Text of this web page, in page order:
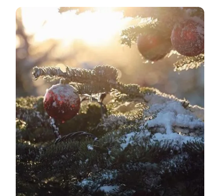
Weihnachten in Nordjütland